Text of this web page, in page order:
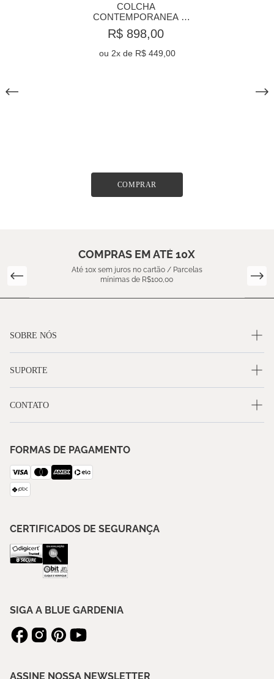
COLCHA
CONTEMPORANEA
QUEEN BRANCO
R$ 898,00
ou 2x de R$ 449,00
COMPRAR
COMPRAS EM ATÉ 10X
Até 10x sem juros no cartão / Parcelas
mínimas de R$100,00
SOBRE NÓS
SUPORTE
CONTATO
FORMAS DE PAGAMENTO
CERTIFICADOS DE SEGURANÇA
SIGA A BLUE GARDENIA
ASSINE NOSSA NEWSLETTER